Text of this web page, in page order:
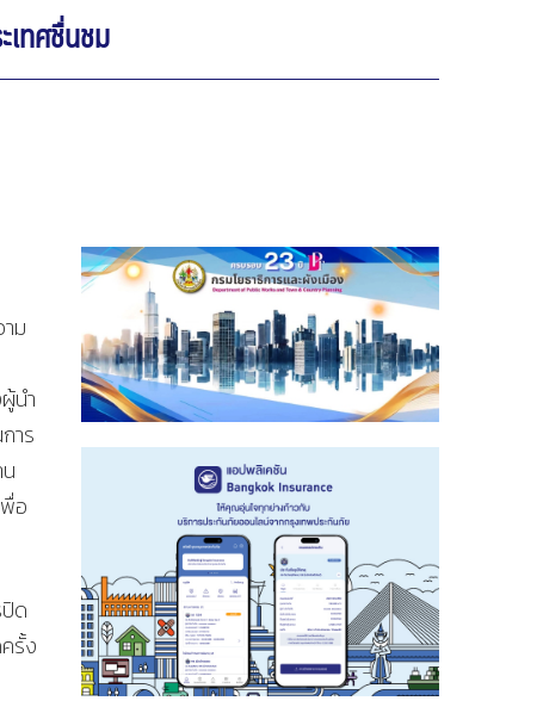
เทศชื่นชม
ม
นำ
าร
อ
ด
รั้ง